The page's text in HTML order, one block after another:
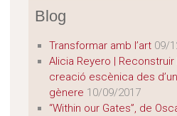
Blog
Transformar amb l’art 09/
Alicia Reyero |
creació escènica des
gènere 10/09/2017
“Within our Gates”, de